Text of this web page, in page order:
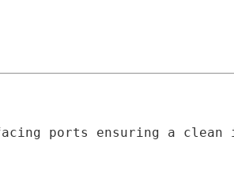
ports ensuring a